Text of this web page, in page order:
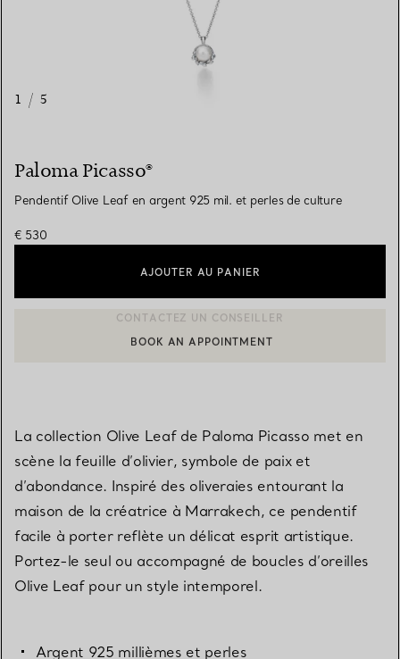
1 / 5
Paloma Picasso®
Pendentif Olive Leaf en argent 925 mil. et perles de culture
€ 530
AJOUTER AU PANIER
CONTACTER UN CONSEILLER CLIENT OU PRENDRE RENDEZ-
BOOK AN APPOINTMENT
La collection Olive Leaf de Paloma Picasso met en
scène la feuille d’olivier, symbole de paix et
d’abondance. Inspiré des oliveraies entourant la
maison de la créatrice à Marrakech, ce pendentif
facile à porter reflète un délicat esprit artistique.
Portez-le seul ou accompagné de boucles d’oreilles
Olive Leaf pour un style intemporel.
Argent 925 millièmes et perles